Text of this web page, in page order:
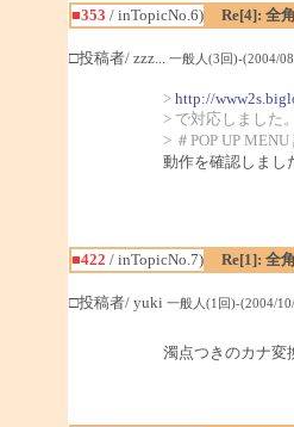
■353 / inTopicNo.6) Re[4]: 全
□投稿者/ zzz... 一般人(3回)-(2004/
> http://
> で対応しました。
> ＃POP UP
動作を確認しまし
■422 / inTopicNo.7) Re[1]: 全
□投稿者/ yuki 一般人(1回)-(2004/
濁点つきのカナ変